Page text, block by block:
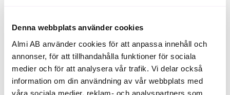
Denna webbplats använder cookies
Almi AB använder cookies för att anpassa innehåll och
annonser, för att tillhandahålla funktioner för sociala
medier och för att analysera vår trafik. Vi delar också
information om din användning av vår webbplats med
våra sociala medier, reklam- och analyspartners som
market potential, technology or the business model. The
before investing more time and resources or applying for
other financing.
When is Verification Grant a good option?
Verification Grant is suitable when you are at an early